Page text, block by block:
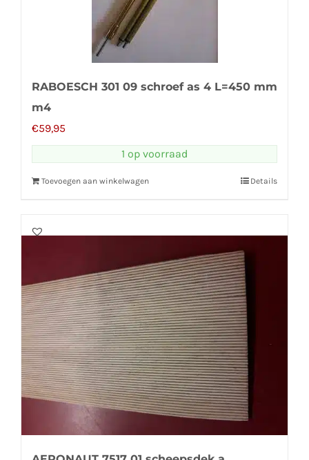
RABOESCH 301 09 schroef as 4 L=450 mm
m4
€59,95
1 op voorraad
Toevoegen aan winkelwagen Details